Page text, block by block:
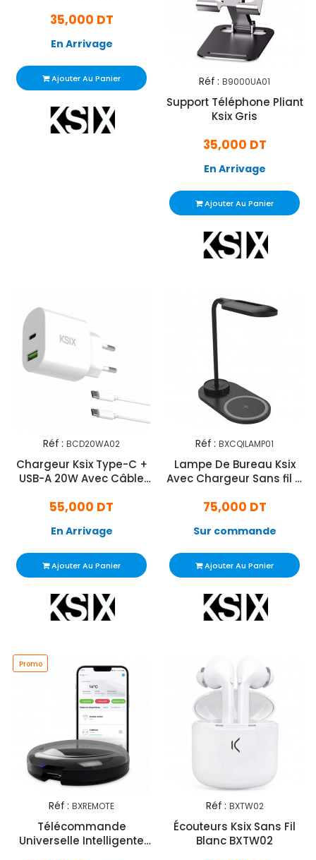
35,000 DT
En Arrivage
Ajouter Au Panier Réf : B9000UA01
Support Téléphone Pliant
Ksix Gris
35,000 DT
En Arrivage
Ajouter Au Panier
Réf : BCD20WA02
Chargeur Ksix Type-C +
USB-A 20W Avec Câble
55,000 DT
En Arrivage
Ajouter Au Panier
Réf : BXCQILAMP01
Lampe De Bureau Ksix
Avec Chargeur Sans fil à
75,000 DT
Sur commande
Ajouter Au Panier
Promo
Réf : BXREMOTE
Télécommande
Universelle Intelligente
Réf : BXTW02
Écouteurs Ksix Sans Fil
Blanc BXTW02